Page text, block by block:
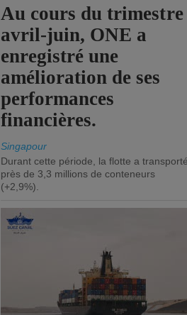
Au cours du trimestre
avril-juin, ONE a
enregistré une
amélioration de ses
performances
financières.
Singapour
Durant cette période, la flotte a transporté
près de 3,3 millions de conteneurs
(+2,9%).